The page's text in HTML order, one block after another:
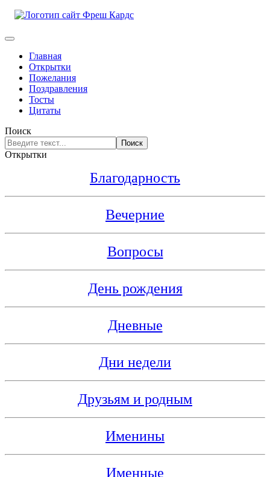
Главная
Открытки
Пожелания
Поздравления
Тосты
Цитаты
Поиск
Поиск
Открытки
Благодарность
Вечерние
Вопросы
День рождения
Дневные
Дни недели
Друзьям и родным
Именины
Именные